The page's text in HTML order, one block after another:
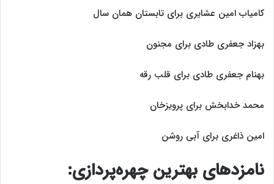
کامیاب امین عشایری برای تابستان همان سال
بهزاد جعفری طادی برای مجنون
بهنام جعفری طادی برای قلب رقه
محمد خدابخش برای پرویزخان
امین ذاغری برای آبی روشن
نامزد‌های بهترین چهره‌پردازی: